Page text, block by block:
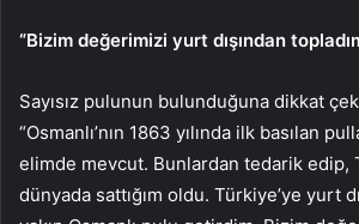
“Bizim değerimizi yurt dışından
Sayısız pulunun bulunduğuna dikkat
“Osmanlı’nın 1863 yılında ilk basılan
elimde mevcut. Bunlardan tedarik edip,
dünyada sattığım oldu. Türkiye’ye yurt